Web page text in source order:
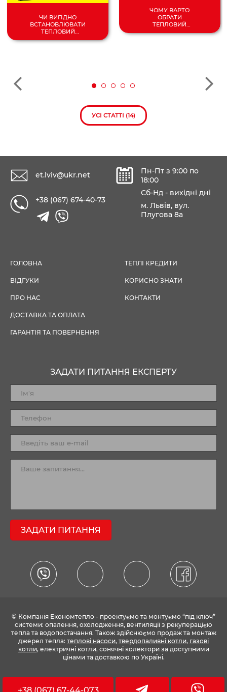
ЧИ ВИГІДНО
ВСТАНОВЛЮВАТИ
ТЕПЛОВИЙ
НАСОС У 2024
ЧОМУ ВАРТО
ОБРАТИ
ТЕПЛОВИЙ
УСІ СТАТТІ (14)
et.lviv@ukr.net
+38 (067) 674-40-73
Пн-Пт з 9:00 по
18:00
Сб-Нд - вихідні дні
м. Львів, вул.
Плугова 8а
ГОЛОВНА
ВІДГУКИ
ПРО НАС
ДОСТАВКА ТА ОПЛАТА
ГАРАНТІЯ ТА ПОВЕРНЕННЯ
ТЕПЛІ КРЕДИТИ
КОРИСНО ЗНАТИ
КОНТАКТИ
ЗАДАТИ ПИТАННЯ ЕКСПЕРТУ
ЗАДАТИ ПИТАННЯ
© Компанія Економтепло - проектуємо та монтуємо “під ключ”
системи: опалення, охолодження, вентиляції з рекуперацією
тепла та водопостачання. Також здійснюємо продаж та монтаж
джерел тепла: теплові насоси, твердопаливні котли, газові
котли, електричні котли, сонячні колектори за доступними
цінами та доставкою по Україні.
+38 (067) 67-44-073